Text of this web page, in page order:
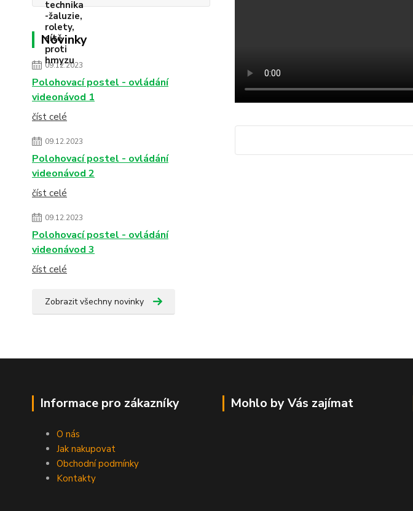
Novinky
09.12.2023
Polohovací postel - ovládání
videonávod 1
číst celé
09.12.2023
Polohovací postel - ovládání
videonávod 2
číst celé
09.12.2023
Polohovací postel - ovládání
videonávod 3
číst celé
Zobrazit všechny novinky
Informace pro zákazníky
O nás
Jak nakupovat
Obchodní podmínky
Kontakty
Mohlo by Vás zajímat